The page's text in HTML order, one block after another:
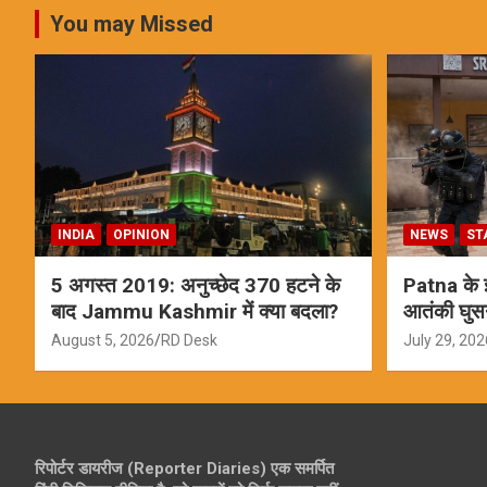
You may Missed
INDIA OPINION
5 अगस्त 2019: अनुच्छेद 370 हटने के
बाद Jammu Kashmir में क्या बदला?
August 5, 2026 RD Desk
NEWS
Patna के
आतंकी
ऑपरेशन;
July 29,
रिपोर्टर डायरीज (Reporter Diaries) एक समर्पित